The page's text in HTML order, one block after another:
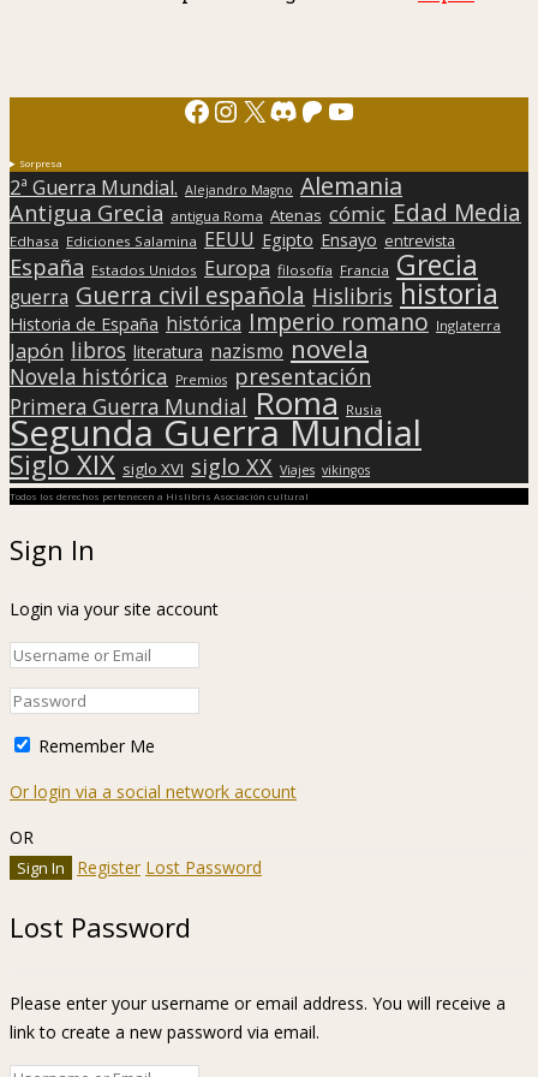
Facebook
Instagram
X Discord
Patreon
YouTube
Sorpresa
2ª Guerra Mundial. Alejandro Magno Alemania
Antigua Grecia antigua Roma Atenas cómic Edad Media
Edhasa Ediciones Salamina EEUU Egipto Ensayo entrevista
España Estados Unidos Europa filosofía Francia Grecia
guerra Guerra civil española Hislibris historia
Historia de España histórica Imperio romano Inglaterra
Japón libros literatura nazismo novela
Novela histórica Premios presentación
Primera Guerra Mundial Roma Rusia
Segunda Guerra Mundial
Siglo XIX siglo XVI siglo XX Viajes vikingos
Todos los derechos pertenecen a Hislibris Asociación cultural
Sign In
Login via your site account
Remember Me
Or login via a social network account
OR
Register Lost Password
Lost Password
Please enter your username or email address. You will receive a
link to create a new password via email.